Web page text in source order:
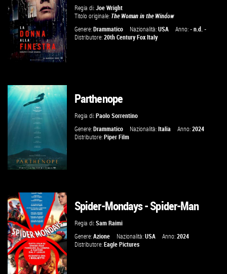
VAI ALLA SCHEDA
Regia di:Joe Wright
Titolo originale: The Woman in the Window
Genere:Drammatico Nazionalità:USA Anno:- n.d. -
Distributore:20th Century Fox Italy
GUARDA IL TRAILER
VAI ALLA SCHEDA
Parthenope
Regia di:Paolo Sorrentino
Genere:Drammatico Nazionalità:Italia Anno:2024
Distributore:Piper Film
Spider-Mondays - Spider-Man
Regia di:Sam Raimi
Genere:Azione Nazionalità:USA Anno:2024
Distributore:Eagle Pictures